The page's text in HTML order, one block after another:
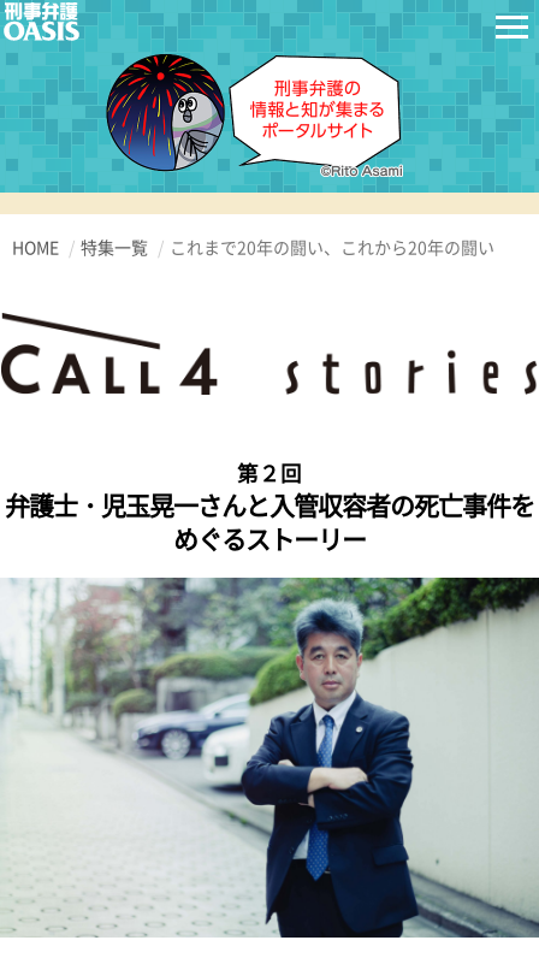
HOME 特集一覧 これまで20年の闘い、これから20年の闘い
第２回
弁護士・児玉晃一さんと入管収容者の死亡事件を
めぐるストーリー